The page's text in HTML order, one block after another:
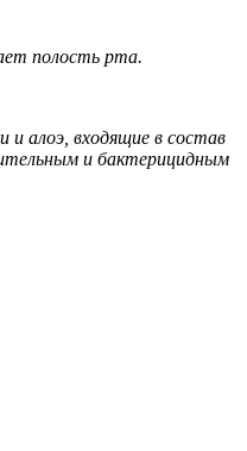
полость рта.
алоэ, входящие в состав
и бактерицидным